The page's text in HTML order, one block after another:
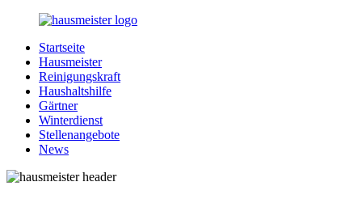
Zurück
Inhalt
Hausmeister.de
Alles
rund
Ihren
Haushalt
Startseite
Hausmeister
Reinigungskraft
Haushaltshilfe
Gärtner
Winterdienst
Stellenangebote
News